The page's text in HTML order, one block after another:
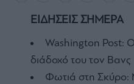
ΕΙΔΗΣΕΙΣ ΣΗΜΕΡΑ
Washington Post:
διάδοχό του τον Βανς
Φωτιά στη Σκύρο: